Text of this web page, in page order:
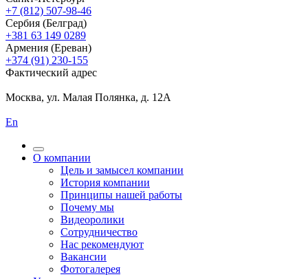
+7 (812) 507-98-46
Сербия (Белград)
+381 63 149 0289
Армения (Ереван)
+374 (91) 230-155
Фактический адрес
Москва, ул. Малая Полянка, д. 12А
En
О компании
Цель и замысел компании
История компании
Принципы нашей работы
Почему мы
Видеоролики
Сотрудничество
Нас рекомендуют
Вакансии
Фотогалерея